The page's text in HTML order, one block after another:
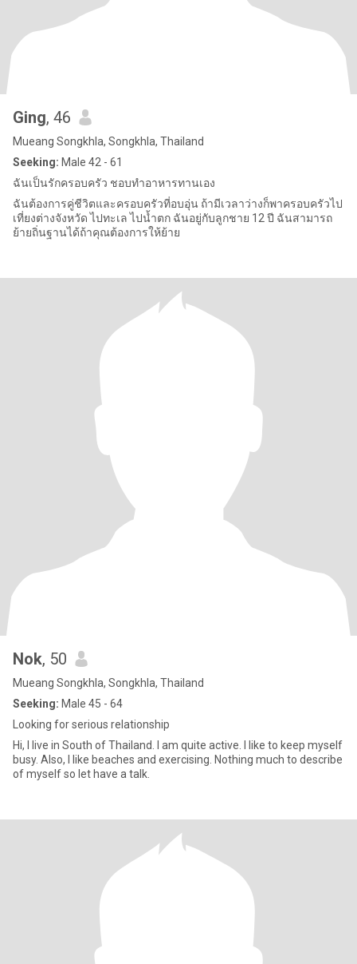
Ging, 46
Mueang Songkhla, Songkhla, Thailand
Seeking: Male 42 - 61
ฉันเป็นรักครอบครัว ชอบทำอาหารทานเอง
ฉันต้องการคู่ชีวิตและครอบครัวที่อบอุ่น ถ้ามีเวลาว่างก็พาครอบครัวไป
เที่ยงต่างจังหวัด ไปทะเล ไปน้ำตก ฉันอยู่กับลูกชาย 12 ปี ฉันสามารถ
ย้ายถิ่นฐานได้ถ้าคุณต้องการให้ย้าย
Nok, 50
Mueang Songkhla, Songkhla, Thailand
Seeking: Male 45 - 64
Looking for serious relationship
Hi, I live in South of Thailand. I am quite active. I like to keep myself
busy. Also, I like beaches and exercising. Nothing much to describe
of myself so let have a talk.